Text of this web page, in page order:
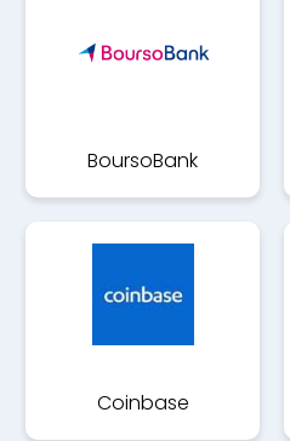
BoursoBank
Coinbase